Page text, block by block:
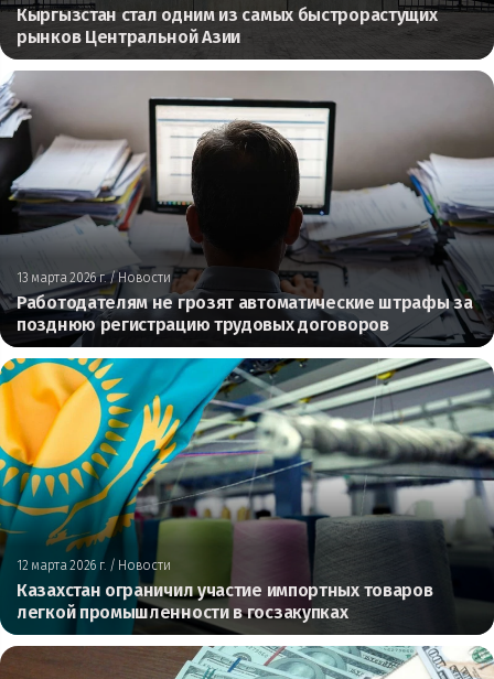
Кыргызстан стал одним из самых быстрорастущих
рынков Центральной Азии
13 марта 2026 г./ Новости
Работодателям не грозят автоматические штрафы за
позднюю регистрацию трудовых договоров
12 марта 2026 г. / Новости
Казахстан ограничил участие импортных товаров
легкой промышленности в госзакупках